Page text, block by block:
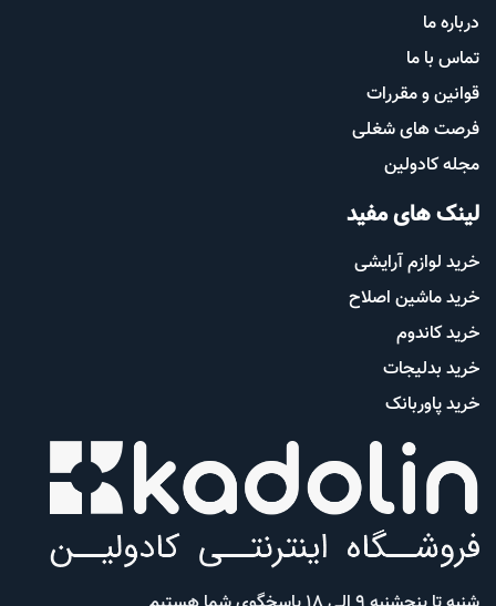
درباره ما
تماس با ما
قوانین و مقررات
فرصت های شغلی
مجله کادولین
لینک های مفید
خرید لوازم آرایشی
خرید ماشین اصلاح
خرید کاندوم
خرید بدلیجات
خرید پاوربانک